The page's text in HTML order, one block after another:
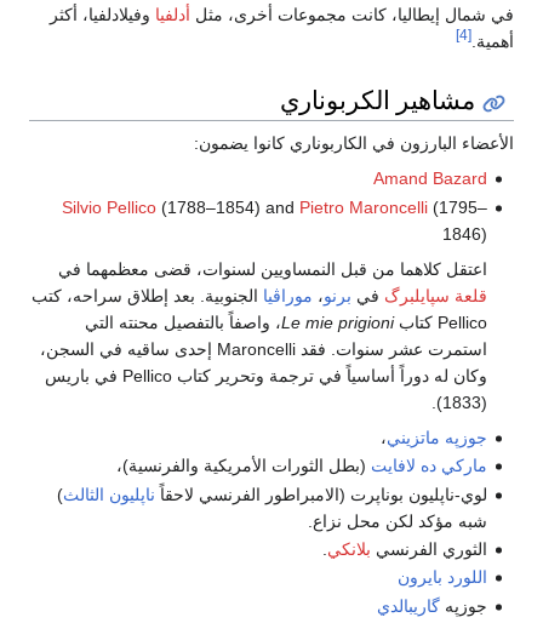
في شمال إيطاليا، كانت مجموعات أخرى، مثل أدلفيا وفيلادلفيا، أكثر
أهمية. [4]
مشاهير الكربوناري
الأعضاء البارزون في الكاربوناري كانوا يضمون:
Amand Bazard
Silvio Pellico(1788–1854) and Pietro Maroncelli(1795–
1846)
اعتقل كلاهما من قبل النمساويين لسنوات، قضى معظمهما في
قلعة سپايلبرگ في برنو، موراڤيا الجنوبية. بعد إطلاق سراحه، كتب
Pellico كتاب
Le mie prigioni، واصفاً بالتفصيل محنته التي
استمرت عشر سنوات. فقد Maroncelli إحدى ساقيه في السجن،
وكان له دوراً أساسياً في ترجمة وتحرير كتاب Pellico في باريس
(1833).
جوزپه ماتزيني،
ماركي ده لافايت (بطل الثورات الأمريكية والفرنسية)،
لوي-ناپليون بوناپرت (الامبراطور الفرنسي لاحقاً ناپليون الثالث)
شبه مؤكد لكن محل نزاع.
الثوري الفرنسي بلانكي
اللورد بايرون
جوزپهگاريبالدي